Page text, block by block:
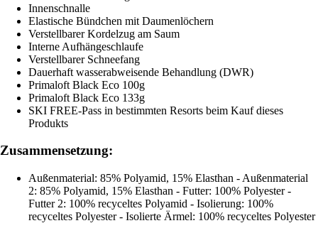
Innenschnalle
Elastische Bündchen mit Daumenlöchern
Verstellbarer Kordelzug am Saum
Interne Aufhängeschlaufe
Verstellbarer Schneefang
Dauerhaft wasserabweisende Behandlung (DWR)
Primaloft Black Eco 100g
Primaloft Black Eco 133g
SKI FREE-Pass in bestimmten Resorts beim Kauf dieses
Produkts
Zusammensetzung:
Außenmaterial: 85% Polyamid, 15% Elasthan - Außenmaterial
2: 85% Polyamid, 15% Elasthan - Futter: 100% Polyester -
Futter 2: 100% recyceltes Polyamid - Isolierung: 100%
recyceltes Polyester - Isolierte Ärmel: 100% recyceltes Polyester